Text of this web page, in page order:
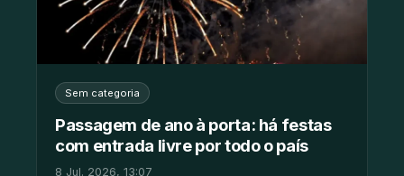
Sem categoria
Passagem de ano à porta: há festas
com entrada livre por todo o país
8 Jul. 2026, 13:07